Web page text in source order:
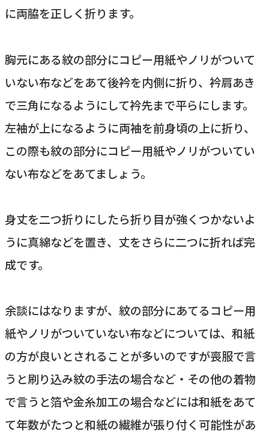
に両脇を正しく折ります。
胸元にある紋の部分にコピー用紙やノリがついて
いない布などをあて後衿を内側に折り、衿肩あき
で三角になるようにして衿先まで平らにします。
左袖が上になるように両袖を前身頃の上に折り、
この際も紋の部分にコピー用紙やノリがついてい
ない布などをあてましょう。
身丈を二つ折りにしたら折り目が強くつかないよ
うに真綿などを置き、丈をさらに二つに折れば完
成です。
余談にはなりますが、紋の部分にあてるコピー用
紙やノリがついていない布などについては、和紙
の方が良いとされることが多いのですが喪服で言
うと刷り込み紋の手法の場合など・その他の着物
で言うと箔や金糸加工の場合などには和紙をあて
て年数がたつと和紙の繊維が張り付く可能性があ